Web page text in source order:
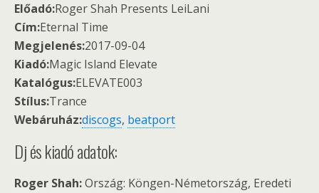
Előadó:Roger Shah Presents LeiLani
Cím:Eternal Time
Megjelenés:2017-09-04
Kiadó:Magic Island Elevate
Katalógus:ELEVATE003
Stílus:Trance
Webáruház:discogs, beatport
Dj és kiadó adatok:
Roger Shah:Ország: Köngen-Németország, Eredeti